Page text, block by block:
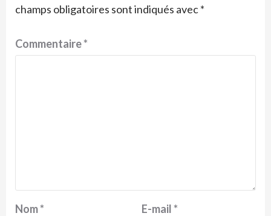
champs obligatoires sont indiqués avec*
Commentaire*
Nom* E-mail*